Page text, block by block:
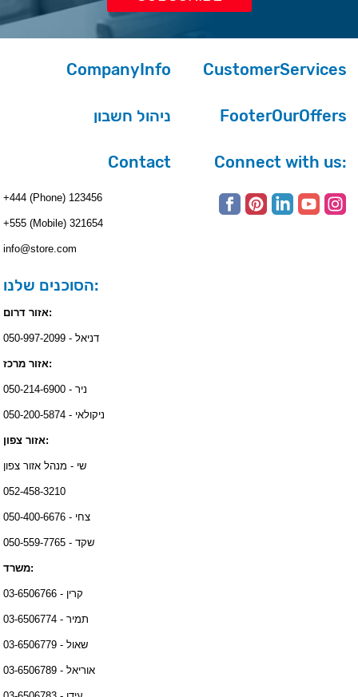
CompanyInfo CustomerServices
ניהול חשבון FooterOurOffers
Contact
+444 (Phone) 123456
+555 (Mobile) 321654
info@store.com
הסוכנים שלנו:
אזור דרום:
דניאל - 050-997-2099
אזור מרכז:
ניר - 050-214-6900
ניקולאי - 050-200-5874
אזור צפון:
שי - מנהל אזור צפון
052-458-3210
צחי - 050-400-6676
שקד - 050-559-7765
משרד:
קרין - 03-6506766
תמיר - 03-6506774
שאול - 03-6506779
אוריאל - 03-6506789
Connect with us: